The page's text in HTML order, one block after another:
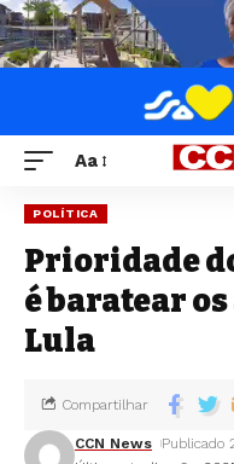
Aa
POLÍTICA
Prioridade
é baratear
Lula
CCN News Publicado
Compartilhar